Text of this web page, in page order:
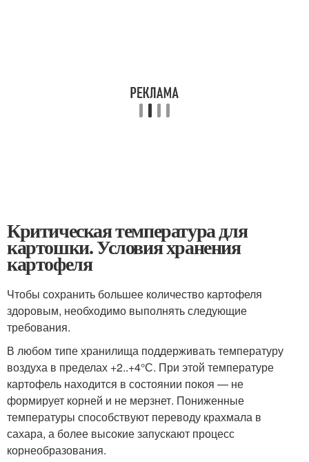
Критическая температура для
картошки. Условия хранения
картофеля
Чтобы сохранить большее количество картофеля
здоровым, необходимо выполнять следующие
требования.
В любом типе хранилища поддерживать температуру
воздуха в пределах +2..+4°С. При этой температуре
картофель находится в состоянии покоя — не
формирует корней и не мерзнет. Пониженные
температуры способствуют переводу крахмала в
сахара, а более высокие запускают процесс
корнеобразования.